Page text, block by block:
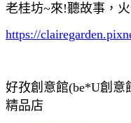
老桂坊~來!聽故事，
https://
好孜創意館(be*U創意
精品店